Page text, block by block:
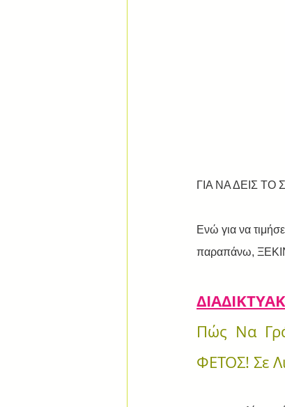
ΓΙΑ ΝΑ ΔΕΙΣ
Ενώ για να
παραπάνω,
Πώς Να
ΦΕΤΟΣ! Σε